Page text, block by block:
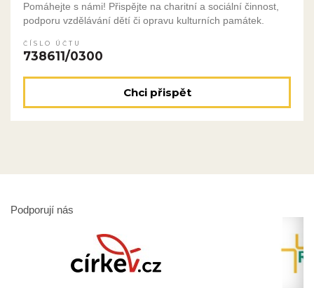
Pomáhejte s námi! Přispějte na charitní a sociální činnost,
podporu vzdělávání dětí či opravu kulturních památek.
ČÍSLO ÚČTU
738611/0300
Chci přispět
Podporují nás